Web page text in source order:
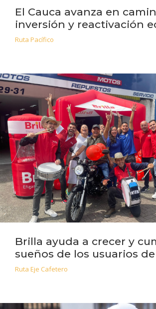
El Cauca avanza en
inversión y reactivación
Ruta Pacífico
Brilla ayuda a crecer y
sueños de los usuarios
Ruta Eje Cafetero